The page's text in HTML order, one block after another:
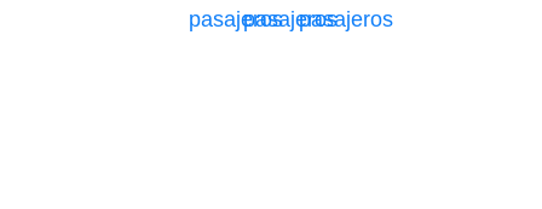
pasajerospasajerospasajeros